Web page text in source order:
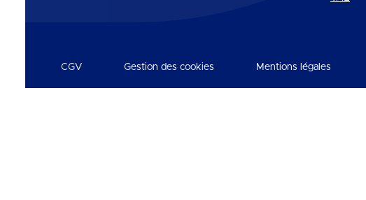
CGV Gestion des cookies Mentions légales